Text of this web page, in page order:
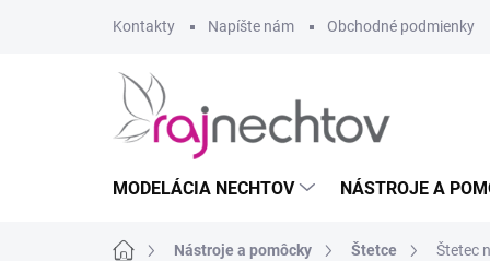
Kontakty Napíšte nám Obchodné podmienky
MODELÁCIA NECHTOV NÁSTROJE A
DomovNástroje a pomôcky Štetce Štetec